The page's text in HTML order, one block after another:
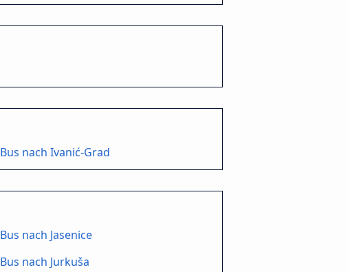
Bus nach Ivanić-Grad
Bus nach Jasenice
Bus nach Jurkuša